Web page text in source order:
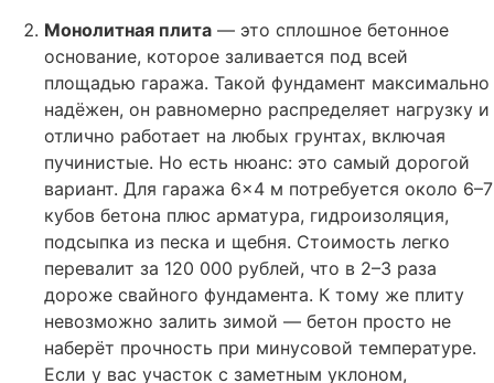
Монолитная плита — это сплошное бетонное
основание, которое заливается под всей
площадью гаража. Такой фундамент максимально
надёжен, он равномерно распределяет нагрузку и
отлично работает на любых грунтах, включая
пучинистые. Но есть нюанс: это самый дорогой
вариант. Для гаража 6×4 м потребуется около 6–7
кубов бетона плюс арматура, гидроизоляция,
подсыпка из песка и щебня. Стоимость легко
перевалит за 120 000 рублей, что в 2–3 раза
дороже свайного фундамента. К тому же плиту
невозможно залить зимой — бетон просто не
наберёт прочность при минусовой температуре.
Если у вас участок с заметным уклоном,